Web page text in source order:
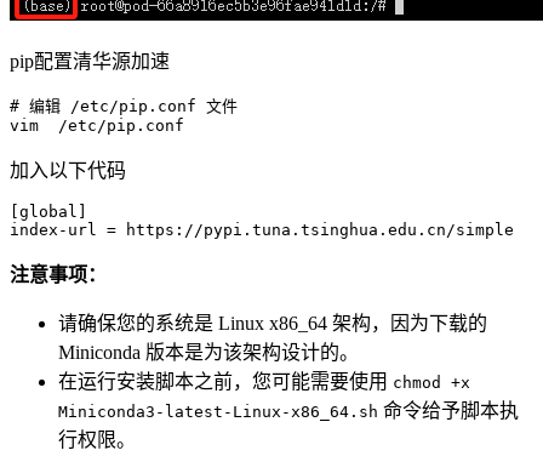
pip配置清华源加速
# 编辑 /etc/pip.conf 文件
vim
/etc/
加入以下代码
[global]
index-url
注意事项：
请确保您的系统是 Linux x86_64 架构，因为下载的
Miniconda 版本是为该架构设计的。
在运行安装脚本之前，您可能需要使用 chmod +x
Miniconda3-latest-Linux-x86_64.sh 命令给予脚本执
行权限。